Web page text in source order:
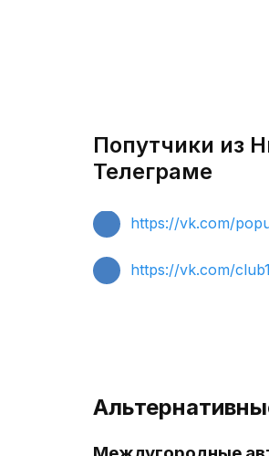
Попутчики из
Телеграме
https://vk.com/
https://vk.com/